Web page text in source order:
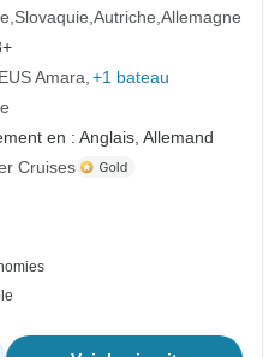
Slovaquie Autriche Allemagne
Amara +1 bateau
en : Anglais, Allemand
Cruises